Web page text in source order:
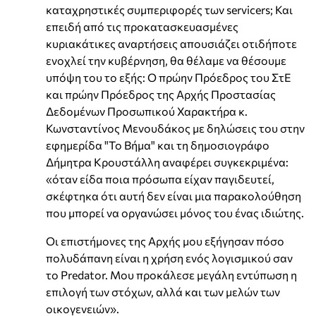
καταχρηστικές συμπεριφορές των servicers; Και
επειδή από τις προκατασκευασμένες
κυριακάτικες αναρτήσεις απουσιάζει οτιδήποτε
ενοχλεί την κυβέρνηση, θα θέλαμε να θέσουμε
υπόψη του το εξής: Ο πρώην Πρόεδρος του ΣτΕ
και πρώην Πρόεδρος της Αρχής Προστασίας
Δεδομένων Προσωπικού Χαρακτήρα κ.
Κωνσταντίνος Μενουδάκος με δηλώσεις του στην
εφημερίδα "Το Βήμα" και τη δημοσιογράφο
Δήμητρα Κρουστάλλη αναφέρει συγκεκριμένα:
«όταν είδα ποια πρόσωπα είχαν παγιδευτεί,
σκέφτηκα ότι αυτή δεν είναι μια παρακολούθηση
που μπορεί να οργανώσει μόνος του ένας ιδιώτης.
Οι επιστήμονες της Αρχής μου εξήγησαν πόσο
πολυδάπανη είναι η χρήση ενός λογισμικού σαν
το Predator. Μου προκάλεσε μεγάλη εντύπωση η
επιλογή των στόχων, αλλά και των μελών των
οικογενειών».